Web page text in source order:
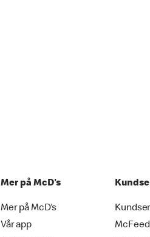
Mer på McD's
Mer på McD's
Vår app